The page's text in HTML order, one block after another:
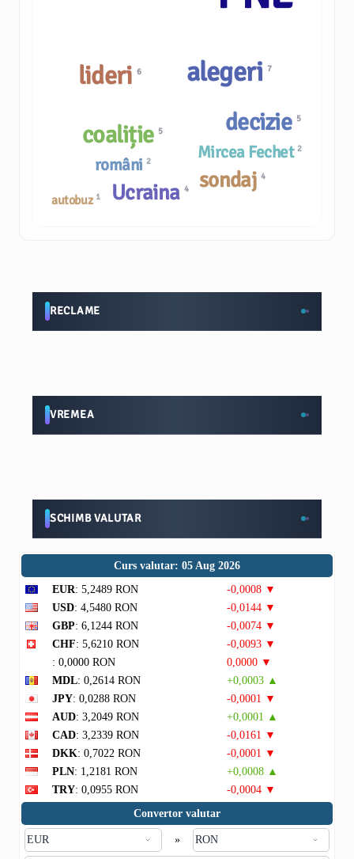
alegeri7
sondaj4
români 2
autobuz 1
lideri6
Ucraina 4
decizie 5
Mircea Fechet 2
coaliție 5
RECLAME
VREMEA
SCHIMB VALUTAR
Curs valutar: 05 Aug 2026
EUR: 5,2489 RON
-0,0008 ▼
USD: 4,5480 RON
-0,0144 ▼
GBP: 6,1244 RON
-0,0074 ▼
CHF: 5,6210 RON
-0,0093 ▼
: 0,0000 RON
0,0000 ▼
MDL: 0,2614 RON
+0,0003 ▲
JPY: 0,0288 RON
-0,0001 ▼
AUD: 3,2049 RON
+0,0001 ▲
CAD: 3,2339 RON
-0,0161 ▼
DKK: 0,7022 RON
-0,0001 ▼
PLN: 1,2181 RON
+0,0008 ▲
TRY: 0,0955 RON
-0,0004 ▼
Convertor valutar
»